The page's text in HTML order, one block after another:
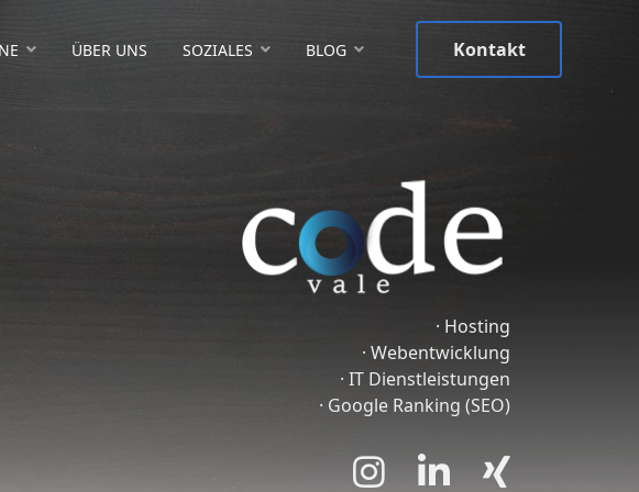
Kontakt
ÜBER UNS SOZIALES BLOG
· Hosting
· Webentwicklung
· IT Dienstleistungen
· Google Ranking (SEO)